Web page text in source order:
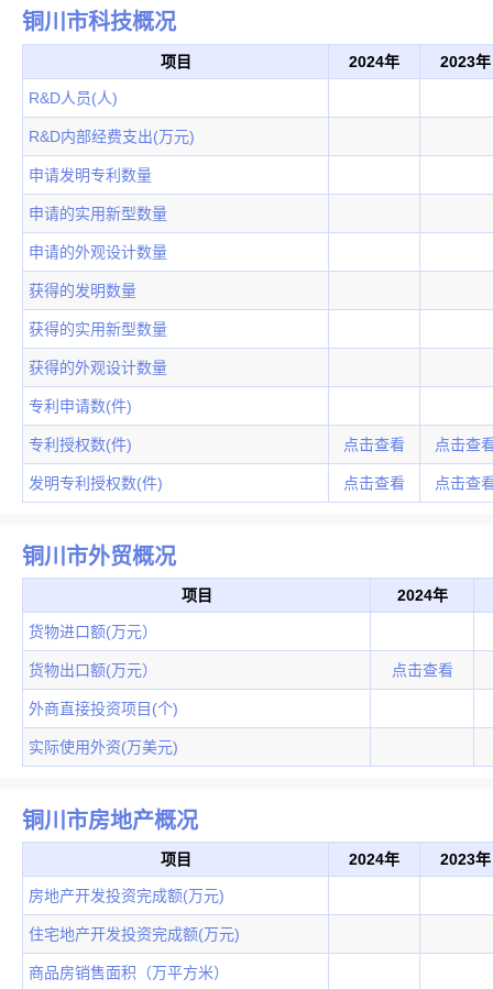
铜川市科技概况
项目 2024年 2023年
R&D人员(人)
R&D内部经费支出(万元)
申请发明专利数量
申请的实用新型数量
申请的外观设计数量
获得的发明数量
获得的实用新型数量
获得的外观设计数量
专利申请数(件)
专利授权数(件) 点击查看 点击查
发明专利授权数(件) 点击查看 点击查
铜川市外贸概况
项目 2024年
货物进口额(万元）
货物出口额(万元） 点击查看
外商直接投资项目(个)
实际使用外资(万美元)
铜川市房地产概况
项目 2024年 2023年
房地产开发投资完成额(万元)
住宅地产开发投资完成额(万元)
商品房销售面积（万平方米）